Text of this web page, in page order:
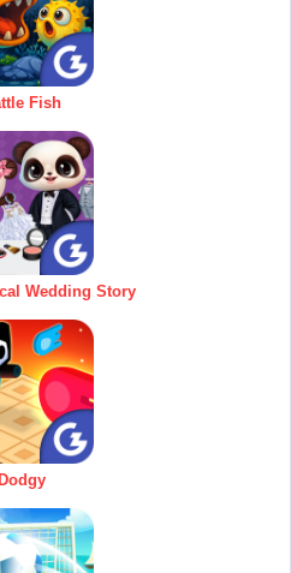
Fish
Wedding Story
Dodgy